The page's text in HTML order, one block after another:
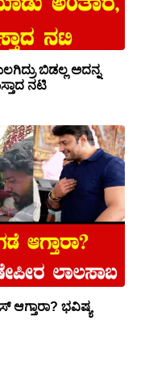
ಬಿಡಲ್ಲ ಅದನ್ನ
ನಟಿ
ಭವಿಷ್ಯ